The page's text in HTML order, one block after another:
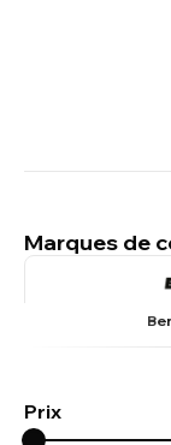
Marques de
Prix